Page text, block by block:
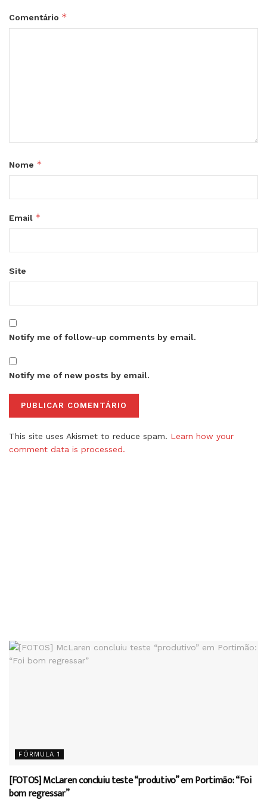
Comentário *
Nome *
Email *
Site
Notify me of follow-up comments by email.
Notify me of new posts by email.
This site uses Akismet to reduce spam. Learn how your
comment data is processed.
FÓRMULA 1
[FOTOS] McLaren concluiu teste “produtivo” em Portimão: “Foi
bom regressar”